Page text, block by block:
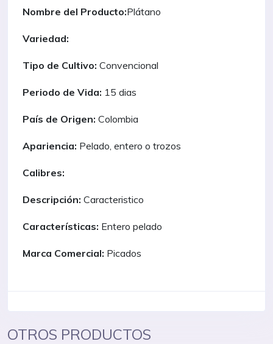
Nombre del Producto:Plátano
Variedad:
Tipo de Cultivo: Convencional
Periodo de Vida: 15 dias
País de Origen: Colombia
Apariencia: Pelado, entero o trozos
Calibres:
Descripción: Caracteristico
Características: Entero pelado
Marca Comercial: Picados
OTROS PRODUCTOS